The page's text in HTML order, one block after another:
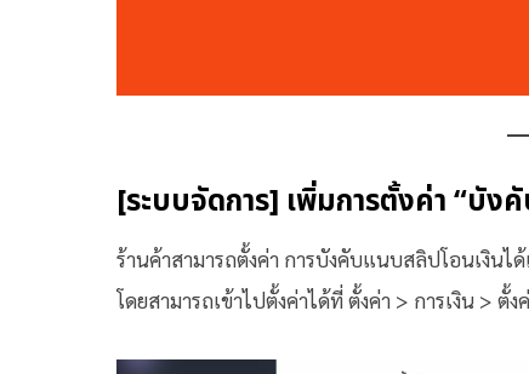
[ระบบจัดการ] เพิ่มการตั้งค่า “บั
ร้านค้าสามารถตั้งค่า การบังคับแนบสลิปโอนเงินไ
โดยสามารถเข้าไปตั้งค่าได้ที่ ตั้งค่า > การเงิน > ตั้ง